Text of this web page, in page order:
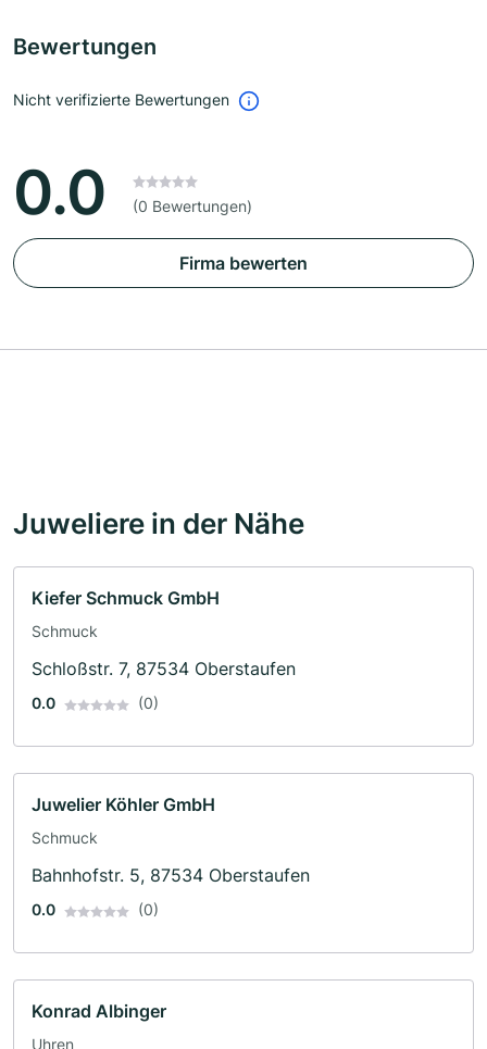
Bewertungen
Nicht verifizierte Bewertungen
0.0 (0 Bewertungen)
Firma bewerten
Juweliere in der Nähe
Kiefer Schmuck GmbH
Schmuck
Schloßstr. 7, 87534 Oberstaufen
0.0 (0)
Juwelier Köhler GmbH
Schmuck
Bahnhofstr. 5, 87534 Oberstaufen
0.0 (0)
Konrad Albinger
Uhren